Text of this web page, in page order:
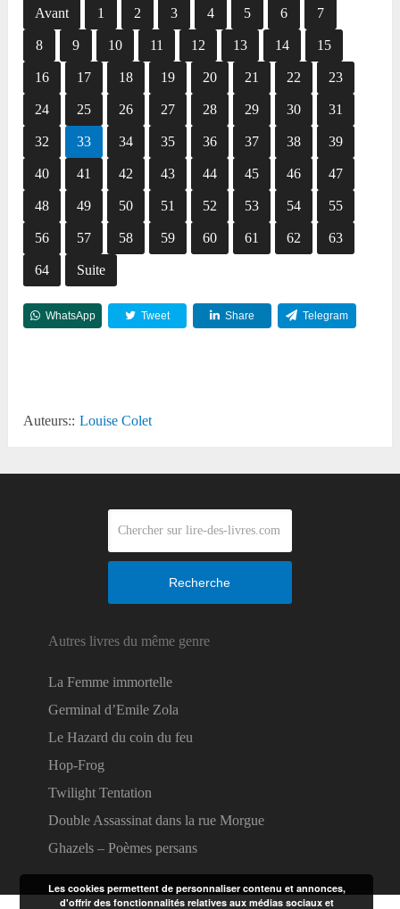
Avant 1 2 3 4 5 6 7
8 9 10 11 12 13 14 15
16 17 18 19 20 21 22 23
24 25 26 27 28 29 30 31
32 33 34 35 36 37 38 39
40 41 42 43 44 45 46 47
48 49 50 51 52 53 54 55
56 57 58 59 60 61 62 63
64 Suite
WhatsApp Tweet Share Telegram
Auteurs:: Louise Colet
Recherche
Autres livres du même genre
La Femme immortelle
Germinal d’Emile Zola
Le Hazard du coin du feu
Hop-Frog
Twilight Tentation
Double Assassinat dans la rue Morgue
Ghazels – Poèmes persans
Les cookies permettent de personnaliser contenu et annonces,
d'offrir des fonctionnalités relatives aux médias sociaux et